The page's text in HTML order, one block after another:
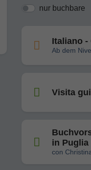
nur buchbare
Italiano
Ab dem
Visita
in Puglia
con